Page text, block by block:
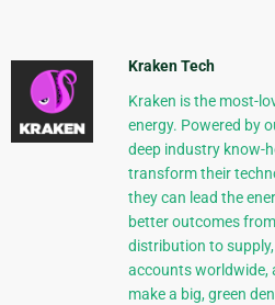
Kraken Tech
Kraken is the most-
energy. Powered by
deep industry know-
transform their
they can lead the
better outcomes
distribution to
accounts worldwide,
make a big, green